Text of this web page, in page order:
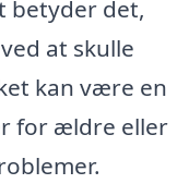
betyder det,
at skulle
kan være en
for ældre eller